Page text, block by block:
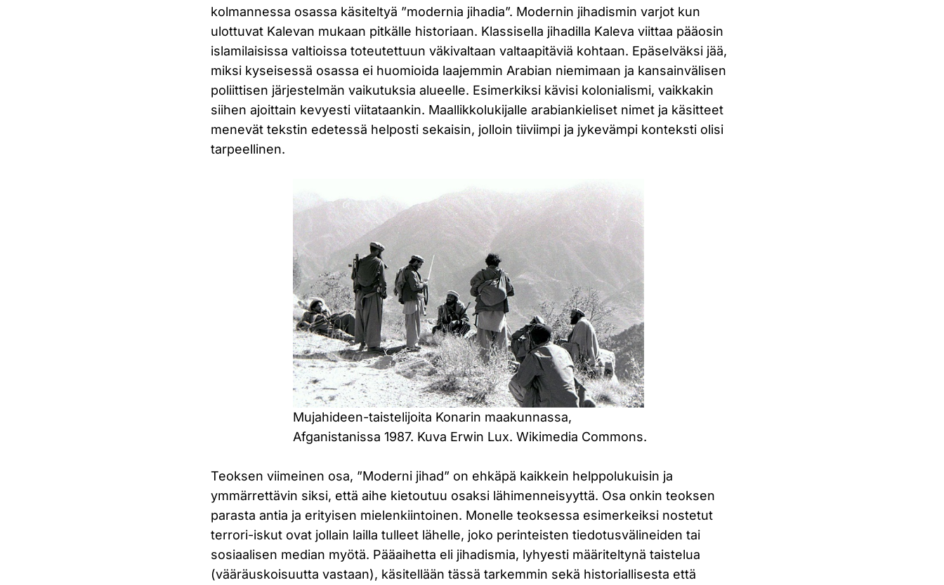
kolmannessa osassa käsiteltyä ”modernia jihadia”. Modernin jihadismin varjot kun
ulottuvat Kalevan mukaan pitkälle historiaan. Klassisella jihadilla Kaleva viittaa pääosin
islamilaisissa valtioissa toteutettuun väkivaltaan valtaapitäviä kohtaan. Epäselväksi jää,
miksi kyseisessä osassa ei huomioida laajemmin Arabian niemimaan ja kansainvälisen
poliittisen järjestelmän vaikutuksia alueelle. Esimerkiksi kävisi kolonialismi, vaikkakin
siihen ajoittain kevyesti viitataankin. Maallikkolukijalle arabiankieliset nimet ja käsitteet
menevät tekstin edetessä helposti sekaisin, jolloin tiiviimpi ja jykevämpi konteksti olisi
tarpeellinen.
Mujahideen-taistelijoita Konarin maakunnassa,
Afganistanissa 1987. Kuva Erwin Lux. Wikimedia Commons.
Teoksen viimeinen osa, ”Moderni jihad” on ehkäpä kaikkein helppolukuisin ja
ymmärrettävin siksi, että aihe kietoutuu osaksi lähimenneisyyttä. Osa onkin teoksen
parasta antia ja erityisen mielenkiintoinen. Monelle teoksessa esimerkeiksi nostetut
terrori-iskut ovat jollain lailla tulleet lähelle, joko perinteisten tiedotusvälineiden tai
sosiaalisen median myötä. Pääaihetta eli jihadismia, lyhyesti määriteltynä taistelua
(vääräuskoisuutta vastaan), käsitellään tässä tarkemmin sekä historiallisesta että